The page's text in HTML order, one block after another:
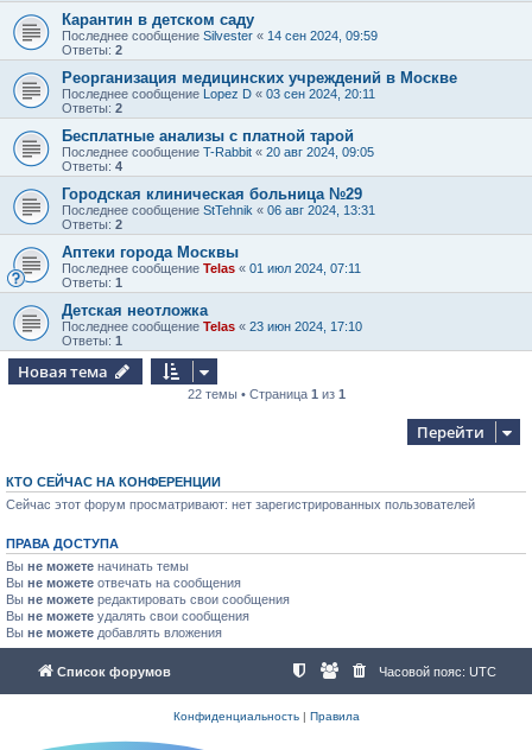
Карантин в детском саду
Последнее сообщение Silvester « 14 сен 2024, 09:59
Ответы: 2
Реорганизация медицинских учреждений в Москве
Последнее сообщение Lopez D « 03 сен 2024, 20:11
Ответы: 2
Бесплатные анализы с платной тарой
Последнее сообщение T-Rabbit « 20 авг 2024, 09:05
Ответы: 4
Городская клиническая больница №29
Последнее сообщение StTehnik « 06 авг 2024, 13:31
Ответы: 2
Аптеки города Москвы
Последнее сообщение Telas « 01 июл 2024, 07:11
Ответы: 1
Детская неотложка
Последнее сообщение Telas « 23 июн 2024, 17:10
Ответы: 1
Новая тема
22 темы • Страница 1 из 1
Перейти
КТО СЕЙЧАС НА КОНФЕРЕНЦИИ
Сейчас этот форум просматривают: нет зарегистрированных пользователей
ПРАВА ДОСТУПА
Вы не можете начинать темы
Вы не можете отвечать на сообщения
Вы не можете редактировать свои сообщения
Вы не можете удалять свои сообщения
Вы не можете добавлять вложения
Список форумов Часовой пояс: UTC
Конфиденциальность| Правила